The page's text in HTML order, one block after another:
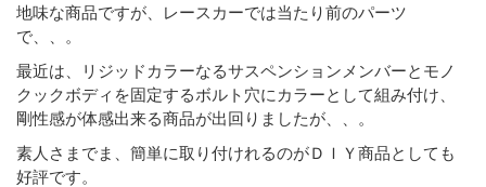
地味な商品ですが、レースカーでは当たり前のパーツ
で、、。
最近は、リジッドカラーなるサスペンションメンバーとモノ
クックボディを固定するボルト穴にカラーとして組み付け、
剛性感が体感出来る商品が出回りましたが、、。
素人さまでま、簡単に取り付けれるのがＤＩＹ商品としても
好評です。